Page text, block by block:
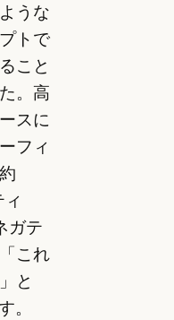
うな
トで
こと
。高
スに
フィ
ガテ
これ
と
。